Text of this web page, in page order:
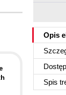
Opis
Spis